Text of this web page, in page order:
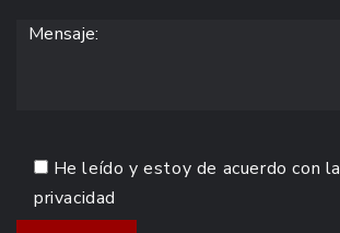
He leído y estoy de acuerdo con la
privacidad